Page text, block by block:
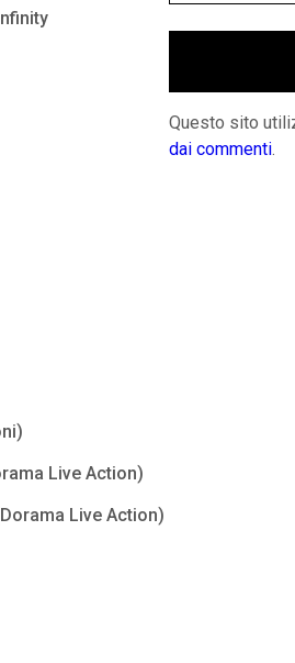
Live Action)
Live Action)
Questo sito
dai commenti.